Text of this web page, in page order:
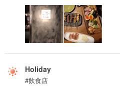
Holiday
#飲食店